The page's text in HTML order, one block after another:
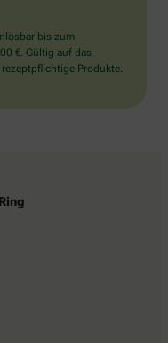
bis zum
€. Gültig auf das
Produkte.